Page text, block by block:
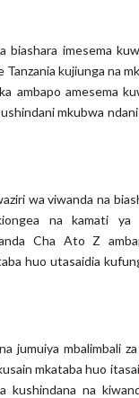
biashara imesema
kujiunga na
ambapo amesema
mkubwa
wa viwanda na
na kamati
Cha Ato Z
huo utasaidia
jumuiya mbalimbali
mkataba huo
kushindana na